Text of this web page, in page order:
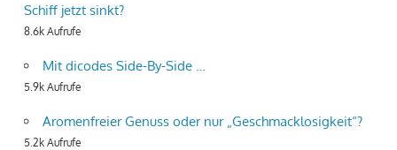
Schiff jetzt sinkt?
8.6k Aufrufe
Mit dicodes Side-By-Side …
5.9k Aufrufe
Aromenfreier Genuss oder nur „Geschmacklosigkeit“?
5.2k Aufrufe